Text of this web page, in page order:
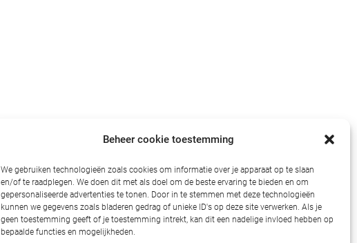
Beheer cookie toestemming
We gebruiken technologieën zoals cookies om informatie over je apparaat op te slaan
en/of te raadplegen. We doen dit met als doel om de beste ervaring te bieden en om
gepersonaliseerde advertenties te tonen. Door in te stemmen met deze technologieën
kunnen we gegevens zoals bladeren gedrag of unieke ID's op deze site verwerken. Als je
geen toestemming geeft of je toestemming intrekt, kan dit een nadelige invloed hebben op
bepaalde functies en mogelijkheden.